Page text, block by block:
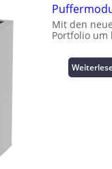
Mit den
Portfolio um